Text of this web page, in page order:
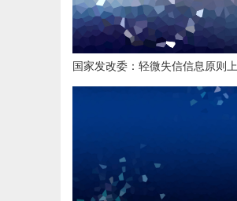
国家发改委：轻微失信信息原则上